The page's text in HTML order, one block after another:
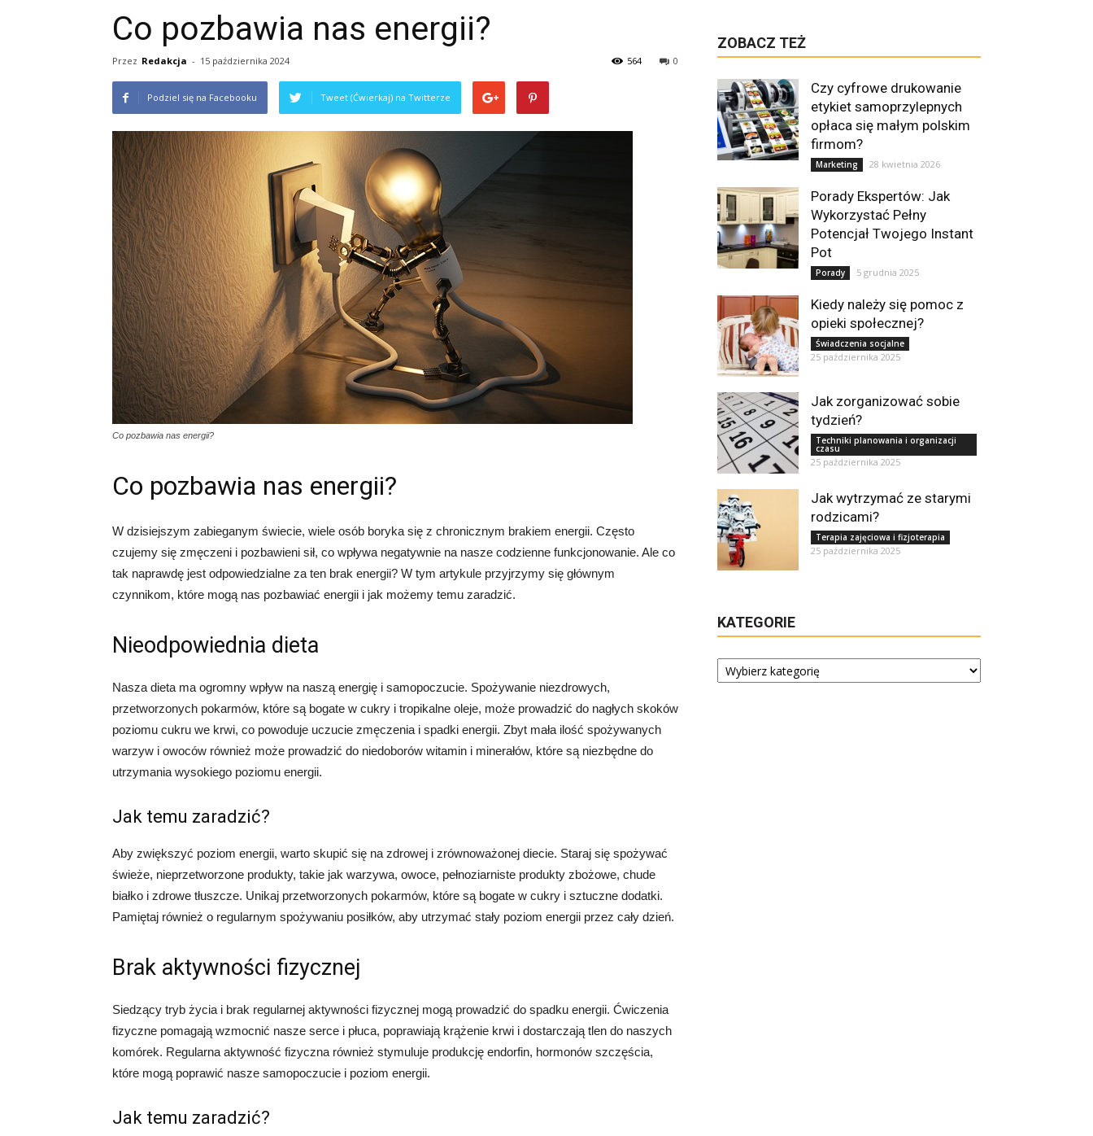
Co pozbawia nas energii?
Przez Redakcja - 15 października 2024 0
564
Podziel się na Facebooku Tweet (Ćwierkaj) na Twitterze
Co pozbawia nas energii?
Co pozbawia nas energii?
W dzisiejszym zabieganym świecie, wiele osób boryka się z chronicznym brakiem energii. Często
czujemy się zmęczeni i pozbawieni sił, co wpływa negatywnie na nasze codzienne funkcjonowanie. Ale co
tak naprawdę jest odpowiedzialne za ten brak energii? W tym artykule przyjrzymy się głównym
czynnikom, które mogą nas pozbawiać energii i jak możemy temu zaradzić.
Nieodpowiednia dieta
Nasza dieta ma ogromny wpływ na naszą energię i samopoczucie. Spożywanie niezdrowych,
przetworzonych pokarmów, które są bogate w cukry i tropikalne oleje, może prowadzić do nagłych skoków
poziomu cukru we krwi, co powoduje uczucie zmęczenia i spadki energii. Zbyt mała ilość spożywanych
warzyw i owoców również może prowadzić do niedoborów witamin i minerałów, które są niezbędne do
utrzymania wysokiego poziomu energii.
Jak temu zaradzić?
Aby zwiększyć poziom energii, warto skupić się na zdrowej i zrównoważonej diecie. Staraj się spożywać
świeże, nieprzetworzone produkty, takie jak warzywa, owoce, pełnoziarniste produkty zbożowe, chude
białko i zdrowe tłuszcze. Unikaj przetworzonych pokarmów, które są bogate w cukry i sztuczne dodatki.
Pamiętaj również o regularnym spożywaniu posiłków, aby utrzymać stały poziom energii przez cały dzień.
Brak aktywności fizycznej
Siedzący tryb życia i brak regularnej aktywności fizycznej mogą prowadzić do spadku energii. Ćwiczenia
fizyczne pomagają wzmocnić nasze serce i płuca, poprawiają krążenie krwi i dostarczają tlen do naszych
komórek. Regularna aktywność fizyczna również stymuluje produkcję endorfin, hormonów szczęścia,
które mogą poprawić nasze samopoczucie i poziom energii.
Jak temu zaradzić?
ZOBACZ TEŻ
Czy cyfrowe drukowanie
etykiet samoprzylepnych
opłaca się małym polskim
firmom?
Marketing 28 kwietnia 2026
Porady Ekspertów: Jak
Wykorzystać Pełny
Potencjał Twojego Instant
Pot
Porady 5 grudnia 2025
Kiedy należy się pomoc z
opieki społecznej?
Świadczenia socjalne
25 października 2025
Jak zorganizować sobie
tydzień?
Techniki planowania i organizacji
czasu
25 października 2025
Jak wytrzymać ze starymi
rodzicami?
Terapia zajęciowa i fizjoterapia
25 października 2025
KATEGORIE
Kategorie